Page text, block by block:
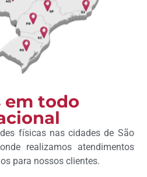
em todo
físicas nas cidades de São
realizamos atendimentos
para nossos clientes.